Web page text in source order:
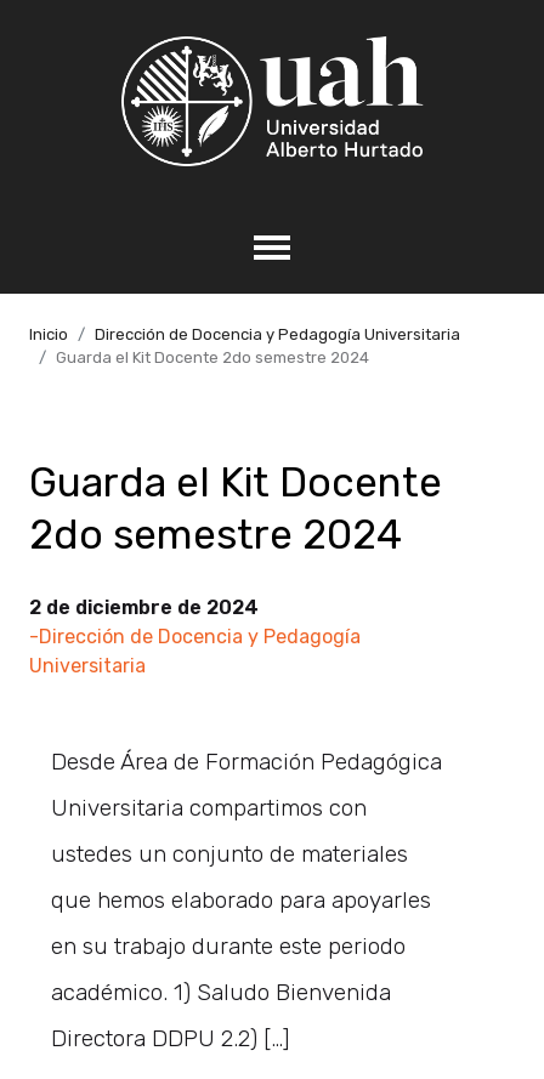
Inicio
Dirección de Docencia y Pedagogía Universitaria
Guarda el Kit Docente 2do semestre 2024
Guarda el Kit Docente
2do semestre 2024
2 de diciembre de 2024
-Dirección de Docencia y Pedagogía
Universitaria
Desde Área de Formación Pedagógica
Universitaria compartimos con
ustedes un conjunto de materiales
que hemos elaborado para apoyarles
en su trabajo durante este periodo
académico. 1) Saludo Bienvenida
Directora DDPU 2.2) […]